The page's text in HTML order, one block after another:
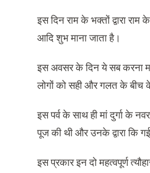
इस दिन राम के भक्तों द्वारा
आदि शुभ माना जाता है।
इस अवसर के दिन ये सब करना
लोगों को सही और गलत के
इस पर्व के साथ ही मां दुर्गा के
पूज की थी और उनके द्वारा कि
इस प्रकार इन दो महत्वपूर्ण